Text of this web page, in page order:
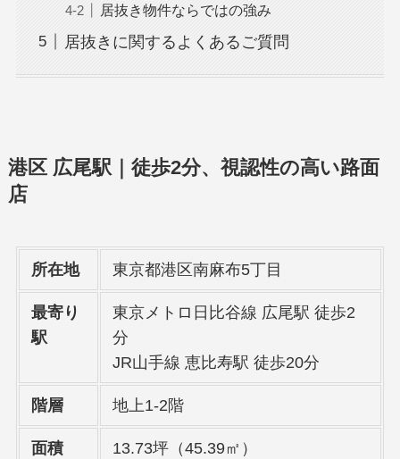
居抜き物件ならではの強み
居抜きに関するよくあるご質問
港区 広尾駅｜徒歩2分、視認性の高い路面
店
所在地 東京都港区南麻布5丁目
最寄り
駅
東京メトロ日比谷線 広尾駅 徒歩2
分
JR山手線 恵比寿駅 徒歩20分
階層 地上1-2階
面積 13.73坪（45.39㎡）